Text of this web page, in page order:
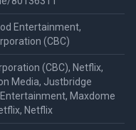
Entertainment,
(CBC)
(CBC), Netflix,
Media, Justbridge
Maxdome
Netflix